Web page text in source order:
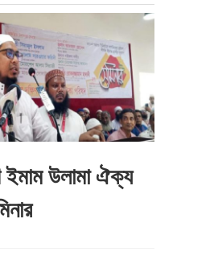
ইমাম উলামা ঐক্য